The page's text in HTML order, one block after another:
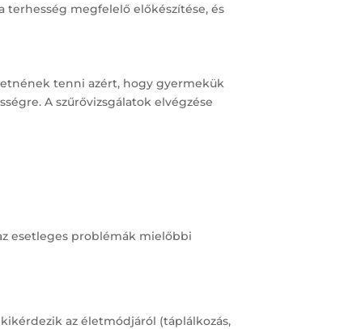
terhesség megfelelő előkészítése, és
tenni azért, hogy gyermekük
A szűrővizsgálatok elvégzése
esetleges problémák mielőbbi
az életmódjáról (táplálkozás,